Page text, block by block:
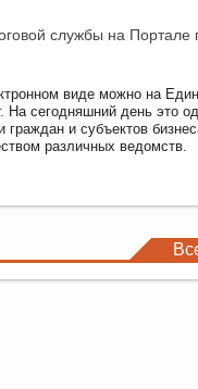
службы на Портале
виде можно на
На сегодняшний день это
граждан и субъектов
различных ведомств.